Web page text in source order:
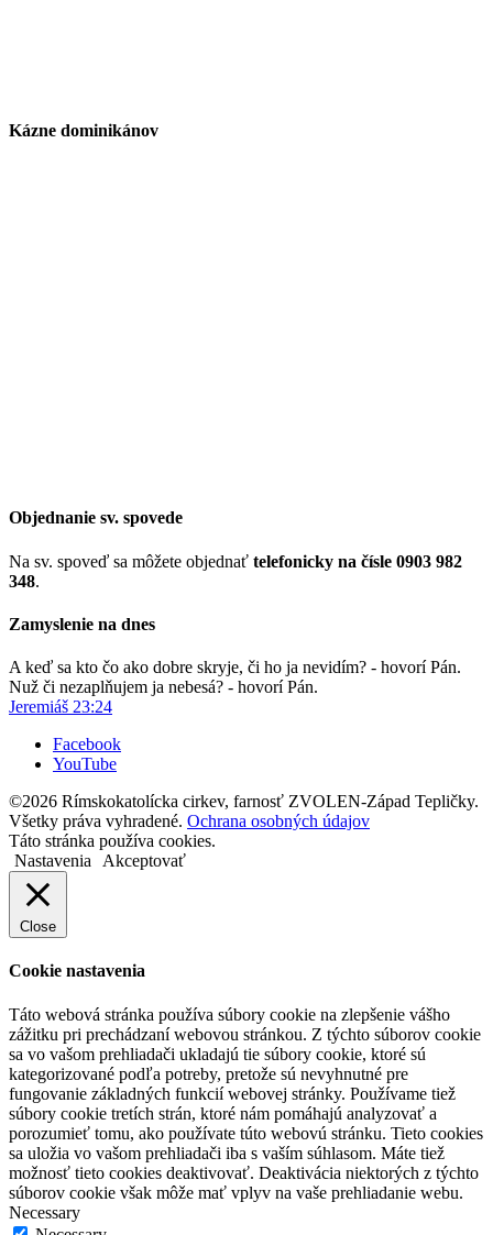
Kázne dominikánov
Objednanie sv. spovede
Na sv. spoveď sa môžete objednať telefonicky na čísle 0903 982
348.
Zamyslenie na dnes
A keď sa kto čo ako dobre skryje, či ho ja nevidím? - hovorí Pán.
Nuž či nezaplňujem ja nebesá? - hovorí Pán.
Jeremiáš 23:24
Facebook
YouTube
©2026 Rímskokatolícka cirkev, farnosť ZVOLEN-Západ Tepličky.
Všetky práva vyhradené. Ochrana osobných údajov
Táto stránka používa cookies.
Nastavenia
Akceptovať
Close
Cookie nastavenia
Táto webová stránka používa súbory cookie na zlepšenie vášho
zážitku pri prechádzaní webovou stránkou. Z týchto súborov cookie
sa vo vašom prehliadači ukladajú tie súbory cookie, ktoré sú
kategorizované podľa potreby, pretože sú nevyhnutné pre
fungovanie základných funkcií webovej stránky. Používame tiež
súbory cookie tretích strán, ktoré nám pomáhajú analyzovať a
porozumieť tomu, ako používate túto webovú stránku. Tieto cookies
sa uložia vo vašom prehliadači iba s vaším súhlasom. Máte tiež
možnosť tieto cookies deaktivovať. Deaktivácia niektorých z týchto
súborov cookie však môže mať vplyv na vaše prehliadanie webu.
Necessary